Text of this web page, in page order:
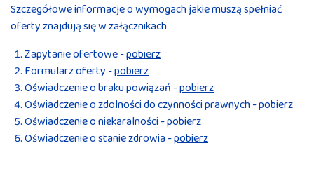
Szczegółowe informacje o wymogach jakie muszą spełniać
oferty znajdują się w załącznikach
Zapytanie ofertowe -pobierz
Formularz oferty -pobierz
Oświadczenie o braku powiązań -pobierz
Oświadczenie o zdolności do czynności prawnych -pobierz
Oświadczenie o niekaralności -pobierz
Oświadczenie o stanie zdrowia -pobierz